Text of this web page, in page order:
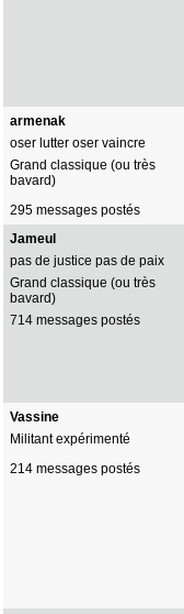
armenak
oser lutter oser vaincre
Grand classique (ou très
bavard)
295 messages postés
Jameul
pas de justice pas de paix
Grand classique (ou très
bavard)
714 messages postés
Vassine
Militant expérimenté
214 messages postés